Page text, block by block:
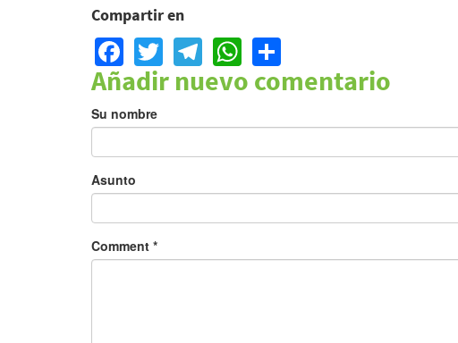
Compartir en
Facebook
TwitterTelegram
WhatsApp
Añadir nuevo comentario
Su nombre
Asunto
Comment *